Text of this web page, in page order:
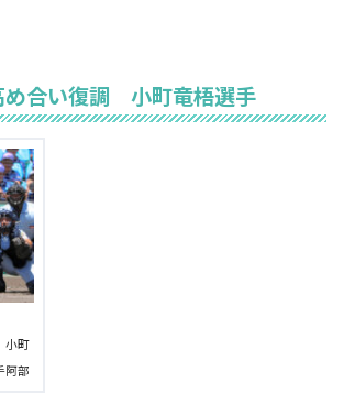
め合い復調 小町竜梧選手
小町
阿部